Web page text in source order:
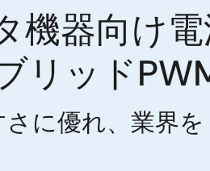
機器向け
リッド
に優れ、業界